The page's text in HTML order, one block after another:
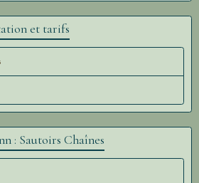
et tarifs
: Sautoirs Chaînes